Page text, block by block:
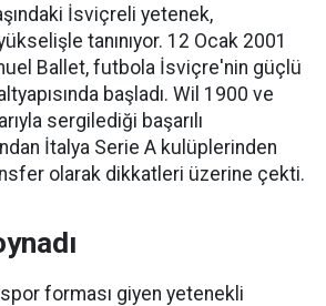
İsviçreli yetenek,
tanınıyor. 12 Ocak 2001
Ballet, futbola İsviçre'nin güçlü
başladı. Wil 1900 ve
sergilediği başarılı
İtalya Serie A kulüplerinden
olarak dikkatleri üzerine çekti.
forması giyen yetenekli